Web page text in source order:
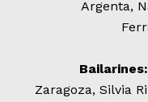
Argenta,
Bailarines:
Zaragoza, Silvia